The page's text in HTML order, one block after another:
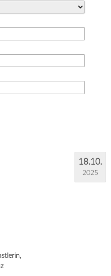
18.10.
2025